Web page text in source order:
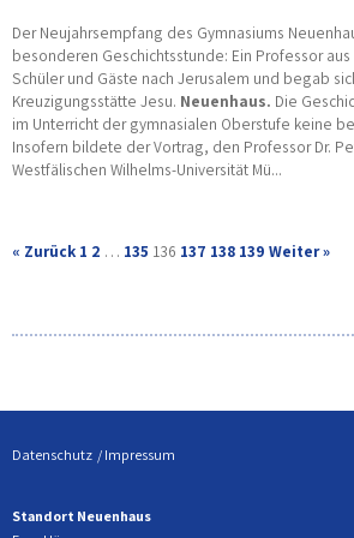
Der Neujahrsempfang des Gymnasiums
besonderen Geschichtsstunde: Ein Professor
Schüler und Gäste nach Jerusalem und begab
Kreuzigungsstätte Jesu. Neuenhaus. Die
im Unterricht der gymnasialen Oberstufe keine
Insofern bildete der Vortrag, den Professor Dr.
Westfälischen Wilhelms-Universität Mü...
« Zurück 1 2 … 135 136 137 138 139 Weiter »
Datenschutz Impressum
Standort Neuenhaus